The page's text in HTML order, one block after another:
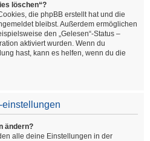
löschen“?
die phpBB erstellt hat und die
bleibst. Außerdem ermöglichen
den „Gelesen“-Status –
aktiviert wurden. Wenn du
hast, kann es helfen, wenn du die
einstellungen
ändern?
alle deine Einstellungen in der